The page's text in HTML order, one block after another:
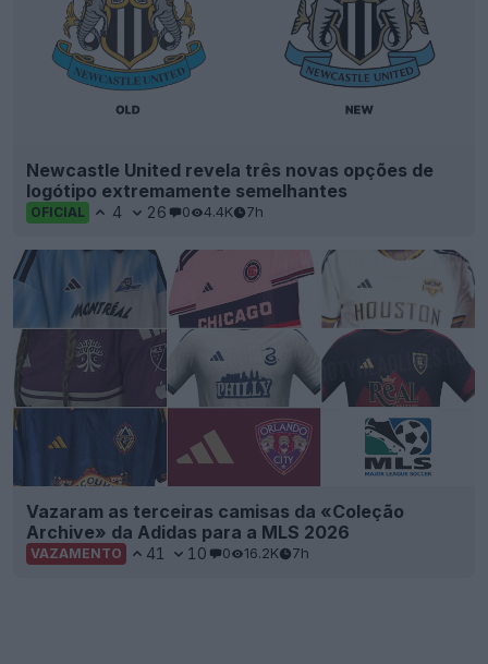
Newcastle United revela três novas opções de
logótipo extremamente semelhantes
OFICIAL 4 26 0 4.4K 7h
Vazaram as terceiras camisas da «Coleção
Archive» da Adidas para a MLS 2026
VAZAMENTO 41 10 0 16.2K 7h